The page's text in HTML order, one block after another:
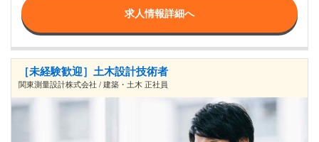
求人情報詳細へ
［未経験歓迎］土木設計技術者
関東測量設計株式会社 / 建築・土木 正社員